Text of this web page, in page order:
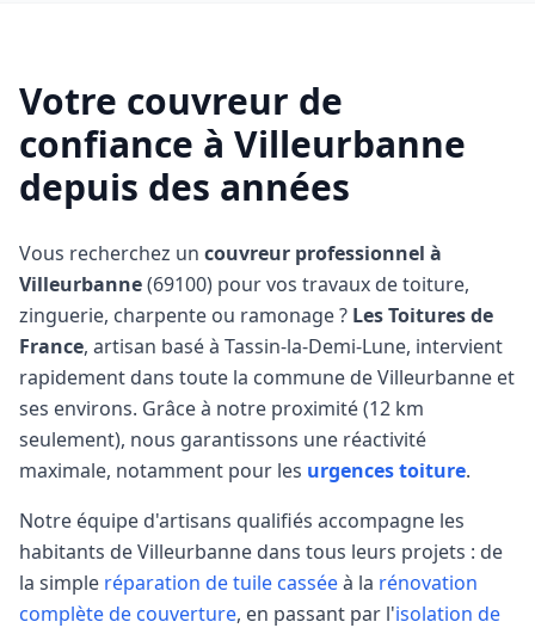
Votre couvreur de
confiance à Villeurbanne
depuis des années
Vous recherchez un couvreur professionnel à
Villeurbanne(69100) pour vos travaux de toiture,
zinguerie, charpente ou ramonage ? Les Toitures de
France, artisan basé à Tassin-la-Demi-Lune, intervient
rapidement dans toute la commune deVilleurbanne et
ses environs. Grâce à notre proximité (12 km
seulement), nous garantissons une réactivité
maximale, notamment pour les urgences toiture.
Notre équipe d'artisans qualifiés accompagne les
habitants deVilleurbanne dans tous leurs projets : de
la simple réparation de tuile casséeà la rénovation
complète de couverture, en passant par l'isolation de